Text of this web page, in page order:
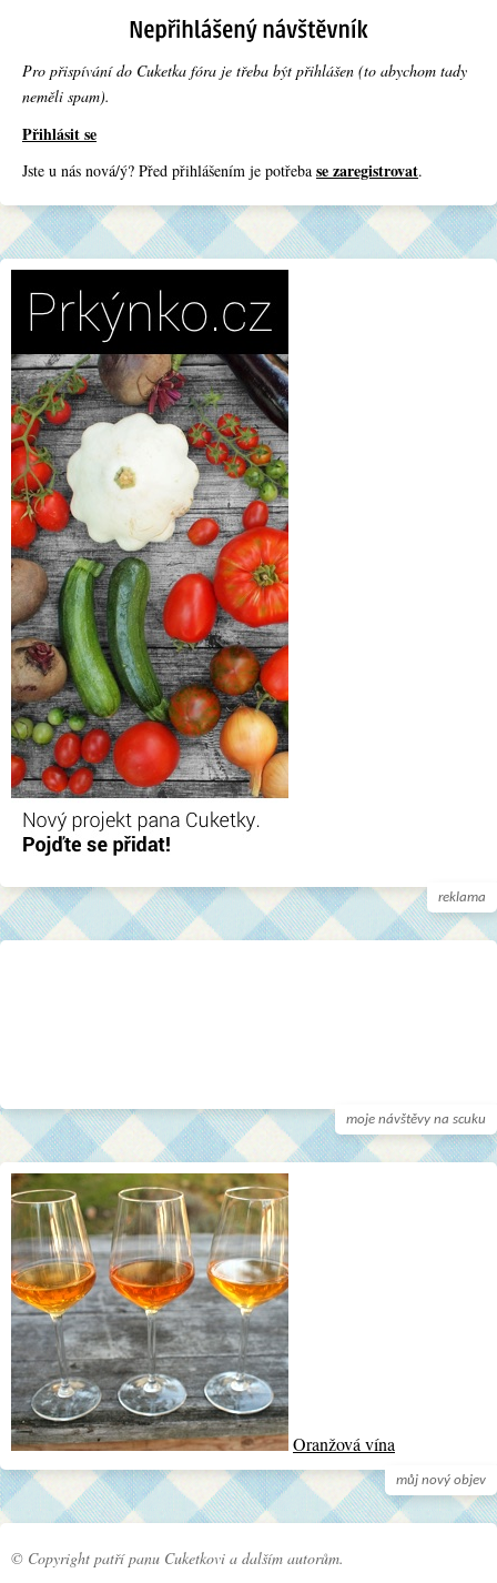
Pro přispívání do Cuketka fóra je třeba být přihlášen (to abychom tady
neměli spam).
Přihlásit se
Jste u nás nová/ý? Před přihlášením je potřeba se zaregistrovat.
reklama
moje návštěvy na scuku
můj nový objev
Oranžová vína
© Copyright patří panu Cuketkovi a dalším autorům.